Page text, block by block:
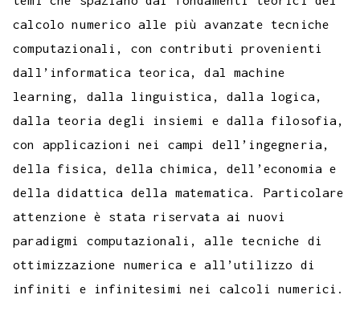
calcolo numerico alle più avanzate tecniche
computazionali, con contributi provenienti
dall’informatica teorica, dal machine
learning, dalla linguistica, dalla logica,
dalla teoria degli insiemi e dalla filosofia,
con applicazioni nei campi dell’ingegneria,
della fisica, della chimica, dell’economia e
della didattica della matematica. Particolare
attenzione è stata riservata ai nuovi
paradigmi computazionali, alle tecniche di
ottimizzazione numerica e all’utilizzo di
infiniti e infinitesimi nei calcoli numerici.